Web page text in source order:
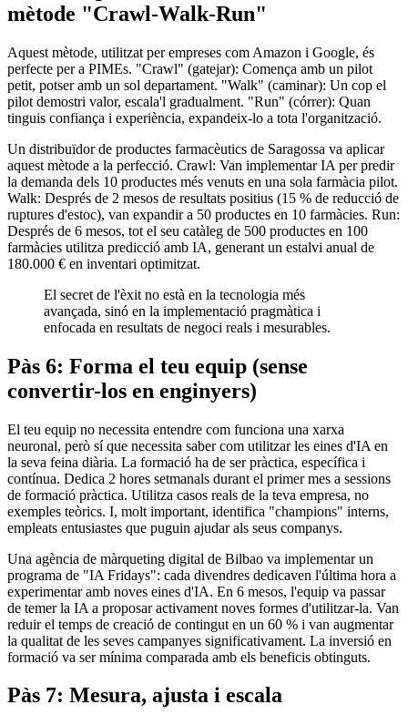
mètode "Crawl‑Walk‑Run"
Aquest mètode, utilitzat per empreses com Amazon i Google, és
perfecte per a PIMEs. "Crawl" (gatejar): Comença amb un pilot
petit, potser amb un sol departament. "Walk" (caminar): Un cop el
pilot demostri valor, escala'l gradualment. "Run" (córrer): Quan
tinguis confiança i experiència, expandeix-lo a tota l'organització.
Un distribuïdor de productes farmacèutics de Saragossa va aplicar
aquest mètode a la perfecció. Crawl: Van implementar IA per predir
la demanda dels 10 productes més venuts en una sola farmàcia pilot.
Walk: Després de 2 mesos de resultats positius (15 % de reducció de
ruptures d'estoc), van expandir a 50 productes en 10 farmàcies. Run:
Després de 6 mesos, tot el seu catàleg de 500 productes en 100
farmàcies utilitza predicció amb IA, generant un estalvi anual de
180.000 € en inventari optimitzat.
El secret de l'èxit no està en la tecnologia més
avançada, sinó en la implementació pragmàtica i
enfocada en resultats de negoci reals i mesurables.
Pàs 6: Forma el teu equip (sense
convertir-los en enginyers)
El teu equip no necessita entendre com funciona una xarxa
neuronal, però sí que necessita saber com utilitzar les eines d'IA en
la seva feina diària. La formació ha de ser pràctica, específica i
contínua. Dedica 2 hores setmanals durant el primer mes a sessions
de formació pràctica. Utilitza casos reals de la teva empresa, no
exemples teòrics. I, molt important, identifica "champions" interns,
empleats entusiastes que puguin ajudar als seus companys.
Una agència de màrqueting digital de Bilbao va implementar un
programa de "IA Fridays": cada divendres dedicaven l'última hora a
experimentar amb noves eines d'IA. En 6 mesos, l'equip va passar
de temer la IA a proposar activament noves formes d'utilitzar-la. Van
reduir el temps de creació de contingut en un 60 % i van augmentar
la qualitat de les seves campanyes significativament. La inversió en
formació va ser mínima comparada amb els beneficis obtinguts.
Pàs 7: Mesura, ajusta i escala